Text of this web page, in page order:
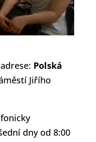
Polská
Jiřího
dny od 8:00